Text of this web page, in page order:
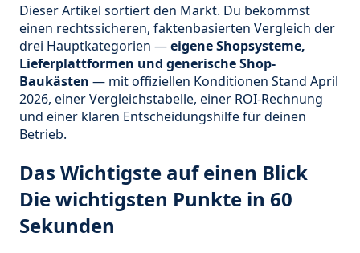
Dieser Artikel sortiert den Markt. Du bekommst
einen rechtssicheren, faktenbasierten Vergleich der
drei Hauptkategorien —eigene Shopsysteme,
Lieferplattformen und generische Shop-
Baukästen — mit offiziellen Konditionen Stand April
2026, einer Vergleichstabelle, einer ROI-Rechnung
und einer klaren Entscheidungshilfe für deinen
Betrieb.
Das Wichtigste auf einen Blick
Die wichtigsten Punkte in 60
Sekunden